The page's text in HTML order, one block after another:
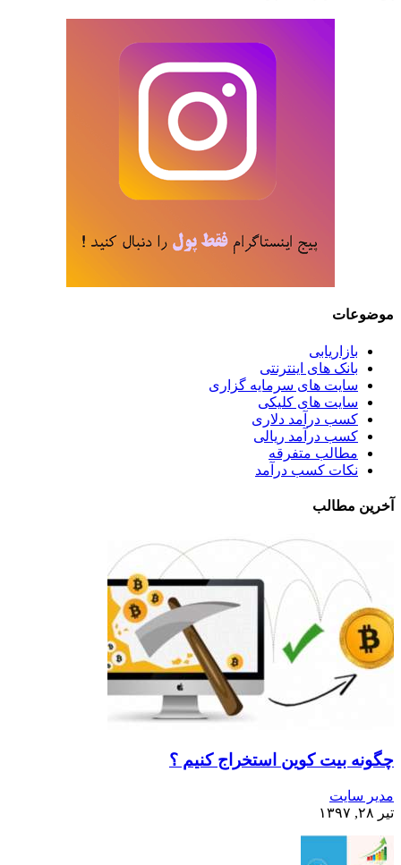
موضوعات
بازاریابی
بانک های اینترنتی
سایت های سرمایه گزاری
سایت های کلیکی
کسب درآمد دلاری
کسب درآمد ریالی
مطالب متفرقه
نکات کسب درآمد
آخرین مطالب
چگونه بیت کوین استخراج کنیم ؟
مدیر سایت
تیر ۲۸, ۱۳۹۷